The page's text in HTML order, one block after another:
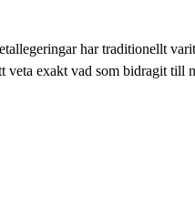
har traditionellt
veta exakt vad som bidragit till